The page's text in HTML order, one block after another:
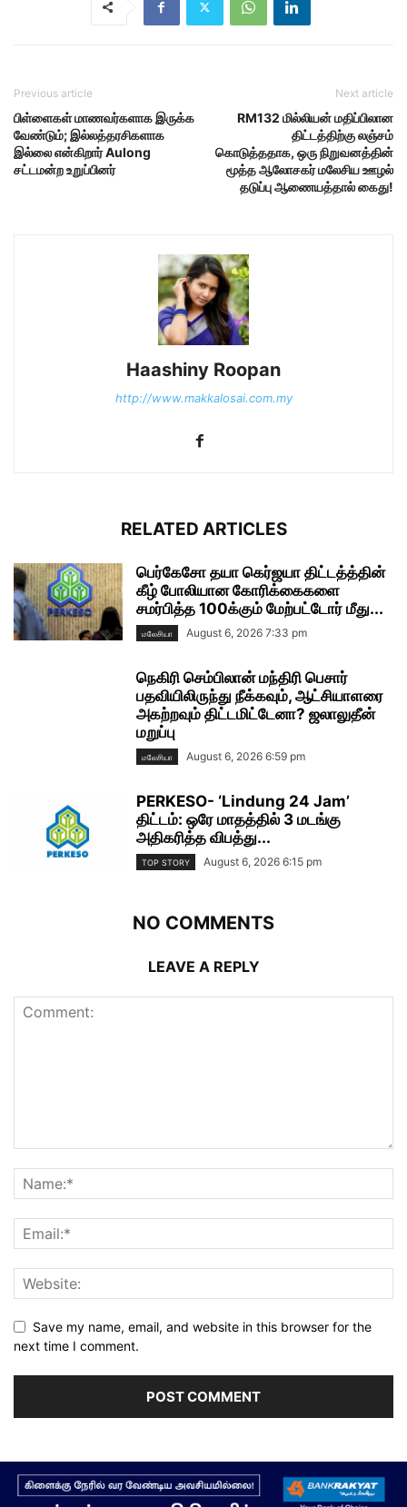
Previous article
பிள்ளைகள் மாணவர்களாக இருக்க
வேண்டும்; இல்லத்தரசிகளாக
இல்லை என்கிறார் Aulong
சட்டமன்ற உறுப்பினர்
Next article
RM132 மில்லியன் மதிப்பிலான
திட்டத்திற்கு லஞ்சம்
கொடுத்ததாக, ஒரு நிறுவனத்தின்
மூத்த ஆலோசகர் மலேசிய ஊழல்
தடுப்பு ஆணையத்தால் கைது!
Haashiny Roopan
http://www.makkalosai.com.my
RELATED ARTICLES
பெர்கேசோ தயா கெர்ஜயா திட்டத்த்தின்
கீழ் போலியான கோரிக்கைகளை
சமர்பித்த 100க்கும் மேற்பட்டோர் மீது...
மலேசியா August 6, 2026 7:33 pm
நெகிரி செம்பிலான் மந்திரி பெசார்
பதவியிலிருந்து நீக்கவும், ஆட்சியாளரை
அகற்றவும் திட்டமிட்டேனா? ஜலாலுதீன்
மறுப்பு
மலேசியா August 6, 2026 6:59 pm
PERKESO- ‘Lindung 24 Jam’
திட்டம்: ஒரே மாதத்தில் 3 மடங்கு
அதிகரித்த விபத்து...
TOP STORY August 6, 2026 6:15 pm
NO COMMENTS
LEAVE A REPLY
Save my name, email, and website in this browser for the
next time I comment.